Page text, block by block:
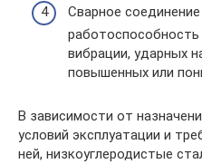
Сварное
работоспособность
вибрации, ударных
повышенных или
В зависимости от
условий эксплуатации и
ней, низкоуглеродистые